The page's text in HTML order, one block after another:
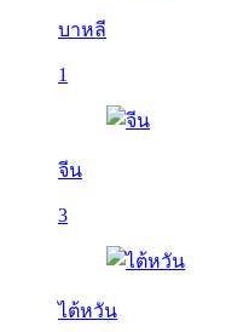
บาหลี
1
จีน
3
ไต้หวัน